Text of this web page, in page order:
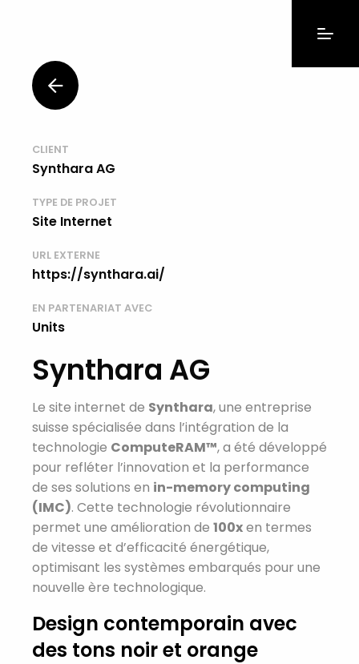
CLIENT
Synthara AG
TYPE DE PROJET
Site Internet
URL EXTERNE
https://synthara.ai/
EN PARTENARIAT AVEC
Units
Synthara AG
Le site internet de Synthara, une entreprise
suisse spécialisée dans l’intégration de la
technologie ComputeRAM™, a été développé
pour refléter l’innovation et la performance
de ses solutions en in-memory computing
(IMC). Cette technologie révolutionnaire
permet une amélioration de 100xen termes
de vitesse et d’efficacité énergétique,
optimisant les systèmes embarqués pour une
nouvelle ère technologique.
Design contemporain avec
des tons noir et orange